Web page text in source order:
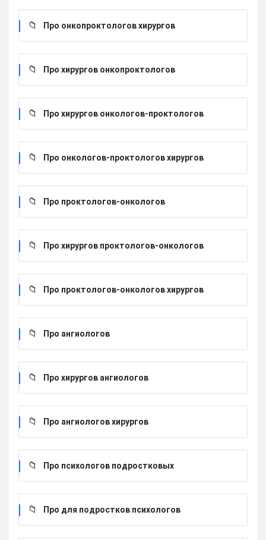
Про онкопроктологов хирургов
Про хирургов онкопроктологов
Про хирургов онкологов-проктологов
Про онкологов-проктологов хирургов
Про проктологов-онкологов
Про хирургов проктологов-онкологов
Про проктологов-онкологов хирургов
Про ангиологов
Про хирургов ангиологов
Про ангиологов хирургов
Про психологов подростковых
Про для подростков психологов